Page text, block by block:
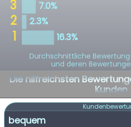
Durchschnittliche
und deren
Die hilfreichsten
Kunden
bequem